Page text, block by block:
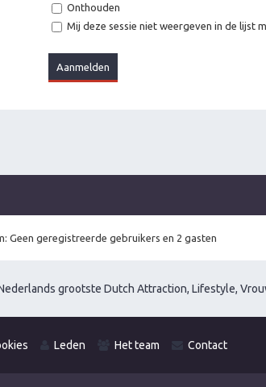
Onthouden
Mij deze sessie niet weergeven in de lijst
Geen geregistreerde gebruikers en 2 gasten
grootste Dutch Attraction, Lifestyle,
Leden Het team Contact